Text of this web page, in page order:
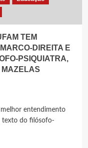
TEM
DIREITA E
PSIQUIATRA,
MAZELAS
entendimento
texto do filósofo-